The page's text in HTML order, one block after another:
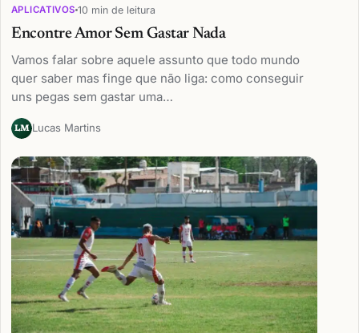
APLICATIVOS 10 min de leitura
Encontre Amor Sem Gastar Nada
Vamos falar sobre aquele assunto que todo mundo
quer saber mas finge que não liga: como conseguir
uns pegas sem gastar uma…
LM Lucas Martins